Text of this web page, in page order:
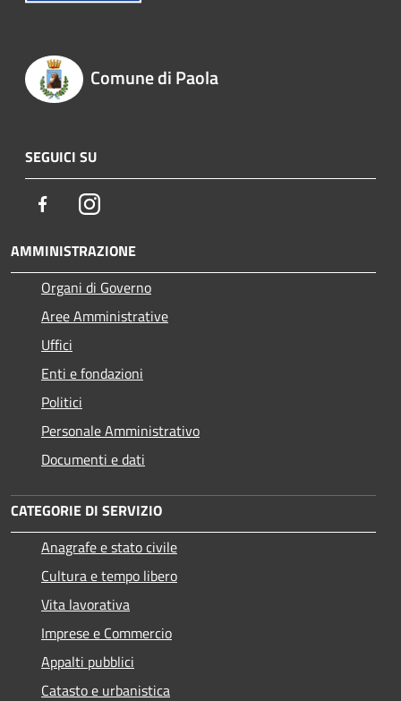
Comune di Paola
SEGUICI SU
FacebookInstagram
AMMINISTRAZIONE
Organi di Governo
Aree Amministrative
Uffici
Enti e fondazioni
Politici
Personale Amministrativo
Documenti e dati
CATEGORIE DI SERVIZIO
Anagrafe e stato civile
Cultura e tempo libero
Vita lavorativa
Imprese e Commercio
Appalti pubblici
Catasto e urbanistica